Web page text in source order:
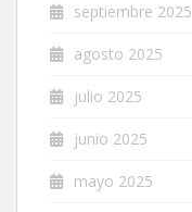
septiembre 2025
agosto 2025
julio 2025
junio 2025
mayo 2025